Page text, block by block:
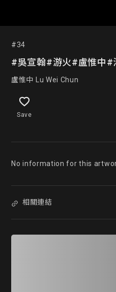
#34
#吳宣翰#游火#盧惟中#
盧惟中 Lu Wei Chun
Save
No information for this
相關連結